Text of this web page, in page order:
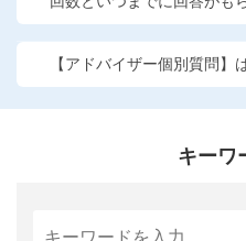
こどもちゃれんじ
進研ゼミ 小学講座
進研ゼミ 中学講座
【アドバイザー個別質問】
キーワ